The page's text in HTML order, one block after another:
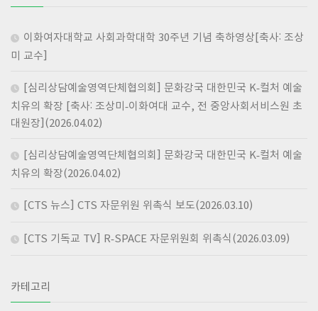
이화여자대학교 사회과학대학 30주년 기념 축하영상[축사: 조상
미 교수]
[심리상담예술영역단체협의회] 문화강국 대한민국 K-컬처 예술
치유의 확장 [축사: 조상미-이화여대 교수, 전 중앙사회서비스원 초
대원장](2026.04.02)
[심리상담예술영역단체협의회] 문화강국 대한민국 K-컬처 예술
치유의 확장(2026.04.02)
[CTS 뉴스] CTS 자문위원 위촉식 보도(2026.03.10)
[CTS 기독교 TV] R-SPACE 자문위원회 위촉식(2026.03.09)
카테고리